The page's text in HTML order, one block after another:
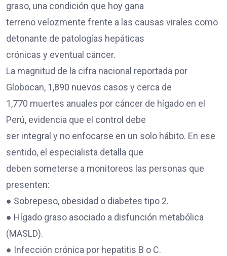
graso, una condición que hoy gana
terreno velozmente frente a las causas virales como
detonante de patologías hepáticas
crónicas y eventual cáncer.
La magnitud de la cifra nacional reportada por
Globocan, 1,890 nuevos casos y cerca de
1,770 muertes anuales por cáncer de hígado en el
Perú, evidencia que el control debe
ser integral y no enfocarse en un solo hábito. En ese
sentido, el especialista detalla que
deben someterse a monitoreos las personas que
presenten:
● Sobrepeso, obesidad o diabetes tipo 2.
● Hígado graso asociado a disfunción metabólica
(MASLD).
● Infección crónica por hepatitis B o C.